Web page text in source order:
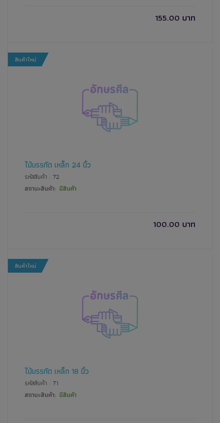
155.00 บาท
สินค้าใหม่
ไม้บรรทัด เหล็ก 24 นิ้ว
รหัสสินค้า : 72
สถานะสินค้า: มีสินค้า
100.00 บาท
สินค้าใหม่
ไม้บรรทัด เหล็ก 18 นิ้ว
รหัสสินค้า : 71
สถานะสินค้า: มีสินค้า